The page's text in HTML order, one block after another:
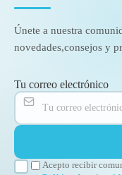
Únete a nuestra
novedades,consejos y
Tu correo electrónico
Acepto recibir